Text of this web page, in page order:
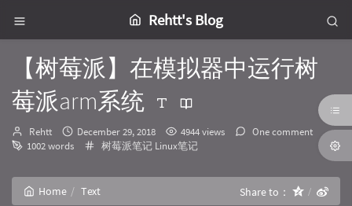
Rehtt's Blog
【树莓派】在模拟器中运行树
莓派arm系统
Author：
Rehtt
发
布
December 29, 2018 4944 views
One comment
1002 words
Categories：
树莓派笔记 Linux笔记
Home Text Share to：